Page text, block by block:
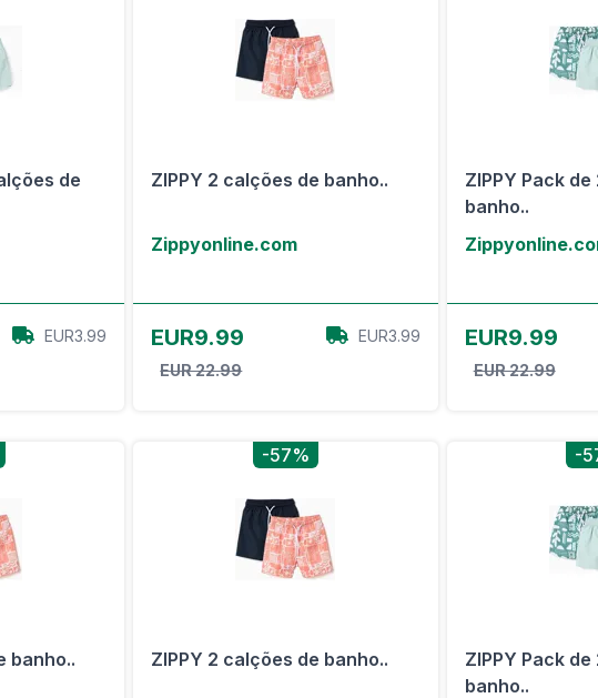
de
EUR3.99
ZIPPY 2 calções de banho..
Zippyonline.com
EUR9.99
EUR 22.99
EUR3.99
ZIPPY Pack
banho..
EUR9.99
EUR 22.99
banho..
-57%
ZIPPY 2 calções de banho..
-
ZIPPY Pack
banho..